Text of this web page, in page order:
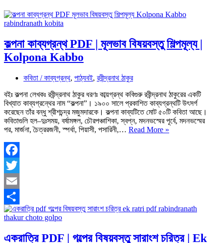
কল্পনা কাব্যগ্রন্থ PDF | মূলভাব বিষয়বস্তু শিল্পমূল্য |
Kolpona Kabbo
কবিতা / কাব্যগ্রন্থ, পাঠ্যবই, রবীন্দ্রনাথ ঠাকুর
বইঃ কল্পনা লেখকঃ রবীন্দ্রনাথ ঠাকুর ধরণঃ কাব্য়গ্রন্থ কবিগুরু রবীন্দ্রনাথ ঠাকুরের একটি
বিখ্যাত কাব্যগ্রন্থের নাম “কল্পনা”। ১৯০০ সালে প্রকাশিত কাব্যগ্রন্থটি উৎসর্গ
করেছেন তাঁর বন্ধু শ্রীশচন্দ্র মজুমদারকে। কল্পনা কাব্যটিতে মোট ৫০টি কবিতা আছে।
কবিতাগুলি হল–দুঃসময়, বর্ষামঙ্গল, চৌরপঞ্চাশিকা, স্বপ্ন, মদনভস্মের পূর্বে, মদনভস্মের
পর, মার্জনা, চৈত্ররজনী, স্পর্ধা, পিয়াসী, পসারিনী,… Read More »
Facebook
Twitter
Email
Share
একরাত্রি PDF | গল্পের বিষয়বস্তু সারাংশ চরিত্র | Ek